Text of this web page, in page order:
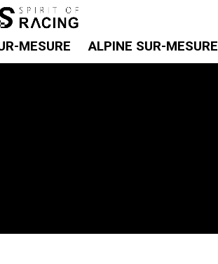
MESURE ALPINE SUR-MESURE